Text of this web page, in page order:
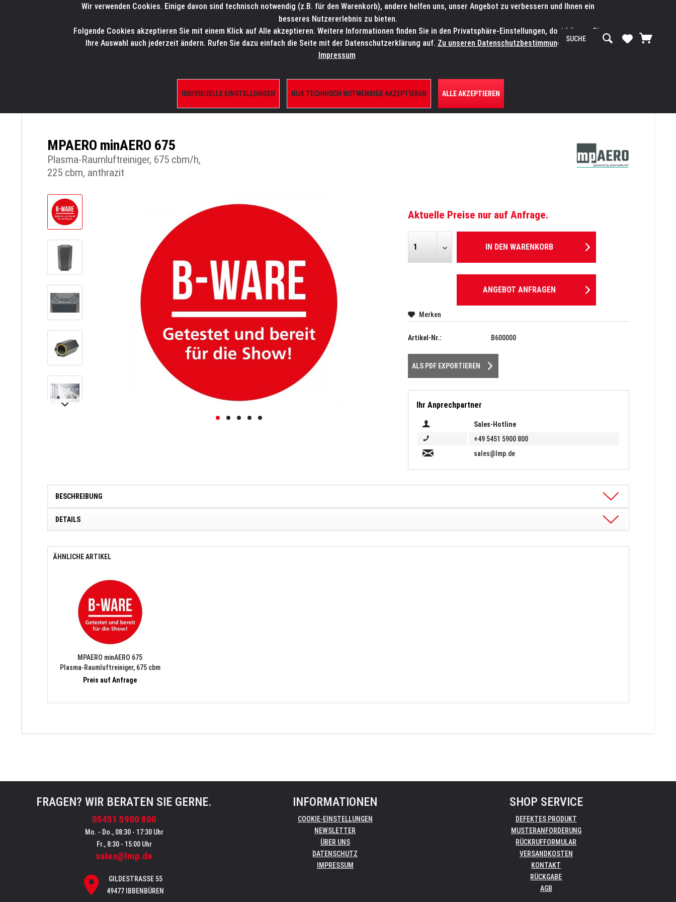
SALES-HOTLINE: +49 5451 5900-800 24/7: sales@lmp.de SERVICE-WERKSTATT Service/Hilfe
HOME PRODUKTE/SHOP MARKEN AKTUELLES SERVICE ÜBER UNS
STOCKCLEARING
MPAERO minAERO 675
Plasma-Raumluftreiniger, 675 cbm/h,
225 cbm, anthrazit
Aktuelle Preise nur auf Anfrage.
IN DEN WARENKORB
ANGEBOT ANFRAGEN
Merken
Artikel-Nr.: B600000
ALS PDF EXPORTIEREN
Ihr Anprechpartner
Sales-Hotline
+49 5451 5900 800
sales@lmp.de
BESCHREIBUNG
DETAILS
ÄHNLICHE ARTIKEL
MPAERO minAERO 675
Plasma-Raumluftreiniger, 675 cbm
/h, 225 cbm, weiß
Preis auf Anfrage
FRAGEN? WIR BERATEN SIE GERNE.
05451 5900 800
Mo. - Do., 08:30 - 17:30 Uhr
Fr., 8:30 - 15:00 Uhr
sales@lmp.de
GILDESTRASSE 55
49477 IBBENBÜREN
INFORMATIONEN
COOKIE-EINSTELLUNGEN
NEWSLETTER
ÜBER UNS
DATENSCHUTZ
IMPRESSUM
SHOP SERVICE
DEFEKTES PRODUKT
MUSTERANFORDERUNG
RÜCKRUFFORMULAR
VERSANDKOSTEN
KONTAKT
RÜCKGABE
AGB
Wir verwenden Cookies. Einige davon sind technisch notwendig (z.B. für den Warenkorb), andere helfen uns, unser Angebot zu verbessern und Ihnen ein
besseres Nutzererlebnis zu bieten.
Folgende Cookies akzeptieren Sie mit einem Klick auf Alle akzeptieren. Weitere Informationen finden Sie in den Privatsphäre-Einstellungen, dort können Sie
Ihre Auswahl auch jederzeit ändern. Rufen Sie dazu einfach die Seite mit der Datenschutzerklärung auf. Zu unseren Datenschutzbestimmungen. Zum
Impressum
INDIVIDUELLE EINSTELLUNGEN NUR TECHNISCH NOTWENDIGE AKZEPTIEREN ALLE AKZEPTIEREN